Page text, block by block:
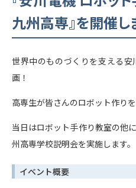
九州高専』を開催し
世界中のものづくりを支える
画！
高専生が皆さんのロボット作り
当日はロボット手作り教室の他
州高専学校説明会を実施します。
イベント概要